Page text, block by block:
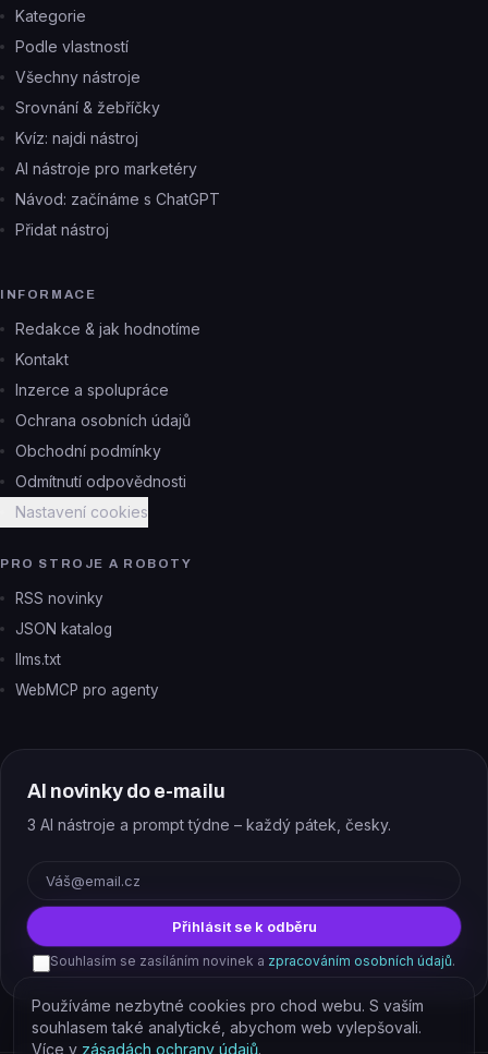
Kategorie
Podle vlastností
Všechny nástroje
Srovnání & žebříčky
Kvíz: najdi nástroj
AI nástroje pro marketéry
Návod: začínáme s ChatGPT
Přidat nástroj
INFORMACE
Redakce & jak hodnotíme
Kontakt
Inzerce a spolupráce
Ochrana osobních údajů
Obchodní podmínky
Odmítnutí odpovědnosti
Nastavení cookies
PRO STROJE A ROBOTY
RSS novinky
JSON katalog
llms.txt
WebMCP pro agenty
AI novinky do e-mailu
3 AI nástroje a prompt týdne – každý pátek, česky.
Přihlásit se k odběru
Souhlasím se zasíláním novinek a zpracováním osobních údajů.
Používáme nezbytné cookies pro chod webu. S vaším
souhlasem také analytické, abychom web vylepšovali.
Více v zásadách ochrany údajů.